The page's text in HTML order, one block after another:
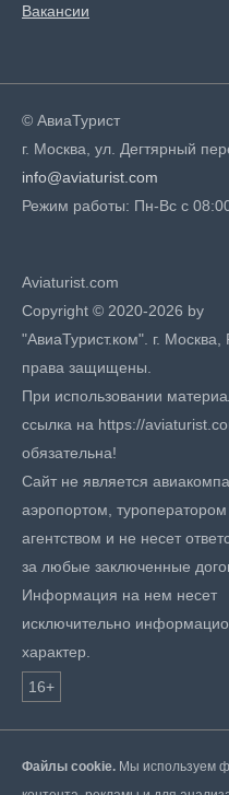
Вакансии
© АвиаТурист
г. Москва, ул. Дегтярный
info@aviaturist.com
Режим работы: Пн-Вс с
Aviaturist.com
Copyright © 2020-2026 by
"АвиаТурист.ком". г. Москва,
права защищены.
При использовании
ссылка на https://
обязательна!
Сайт не является
аэропортом,
агентством и не несет
за любые заключенные
Информация на нем несет
исключительно
характер.
16+
Файлы cookie. Мы используем